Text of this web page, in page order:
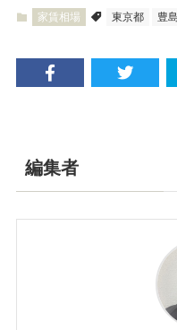
家賃相場 東京都 豊
編集者